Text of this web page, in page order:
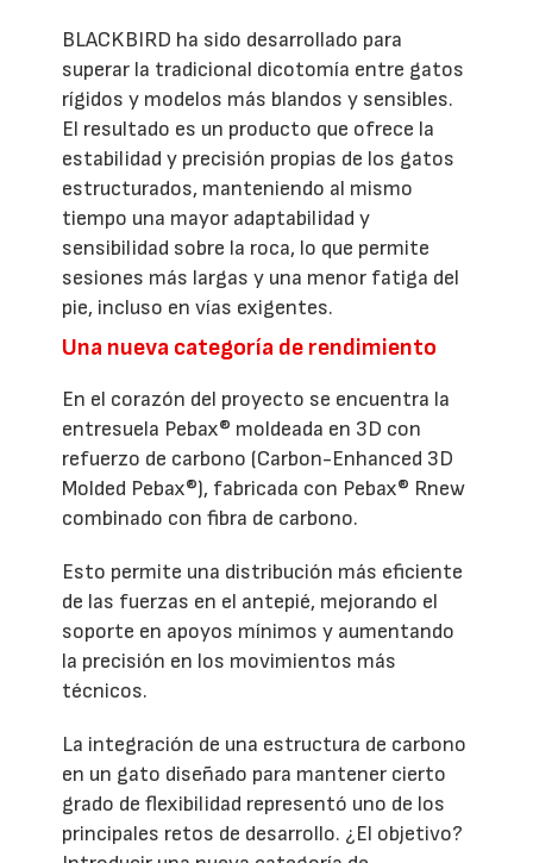
BLACKBIRD ha sido desarrollado para
superar la tradicional dicotomía entre gatos
rígidos y modelos más blandos y sensibles.
El resultado es un producto que ofrece la
estabilidad y precisión propias de los gatos
estructurados, manteniendo al mismo
tiempo una mayor adaptabilidad y
sensibilidad sobre la roca, lo que permite
sesiones más largas y una menor fatiga del
pie, incluso en vías exigentes.
Una nueva categoría de rendimiento
En el corazón del proyecto se encuentra la
entresuela Pebax® moldeada en 3D con
refuerzo de carbono (Carbon-Enhanced 3D
Molded Pebax®), fabricada con Pebax® Rnew
combinado con fibra de carbono.
Esto permite una distribución más eficiente
de las fuerzas en el antepié, mejorando el
soporte en apoyos mínimos y aumentando
la precisión en los movimientos más
técnicos.
La integración de una estructura de carbono
en un gato diseñado para mantener cierto
grado de flexibilidad representó uno de los
principales retos de desarrollo. ¿El objetivo?